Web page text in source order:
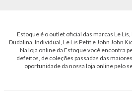
Estoque é o outlet oficial das marcas Le Lis,
Dudalina, Individual, Le Lis Petit e John John
Na loja online da Estoque você encontra
defeitos, de coleções passadas das
oportunidade da nossa loja online pelo